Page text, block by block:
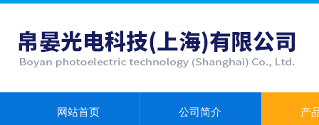
网站首页 公司简介 产